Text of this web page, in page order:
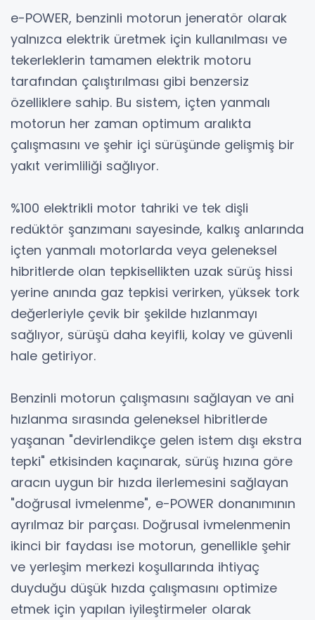
e-POWER, benzinli motorun jeneratör olarak
yalnızca elektrik üretmek için kullanılması ve
tekerleklerin tamamen elektrik motoru
tarafından çalıştırılması gibi benzersiz
özelliklere sahip. Bu sistem, içten yanmalı
motorun her zaman optimum aralıkta
çalışmasını ve şehir içi sürüşünde gelişmiş bir
yakıt verimliliği sağlıyor.
%100 elektrikli motor tahriki ve tek dişli
redüktör şanzımanı sayesinde, kalkış anlarında
içten yanmalı motorlarda veya geleneksel
hibritlerde olan tepkisellikten uzak sürüş hissi
yerine anında gaz tepkisi verirken, yüksek tork
değerleriyle çevik bir şekilde hızlanmayı
sağlıyor, sürüşü daha keyifli, kolay ve güvenli
hale getiriyor.
Benzinli motorun çalışmasını sağlayan ve ani
hızlanma sırasında geleneksel hibritlerde
yaşanan "devirlendikçe gelen istem dışı ekstra
tepki" etkisinden kaçınarak, sürüş hızına göre
aracın uygun bir hızda ilerlemesini sağlayan
"doğrusal ivmelenme", e-POWER donanımının
ayrılmaz bir parçası. Doğrusal ivmelenmenin
ikinci bir faydası ise motorun, genellikle şehir
ve yerleşim merkezi koşullarında ihtiyaç
duyduğu düşük hızda çalışmasını optimize
etmek için yapılan iyileştirmeler olarak